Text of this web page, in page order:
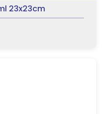
23x23cm